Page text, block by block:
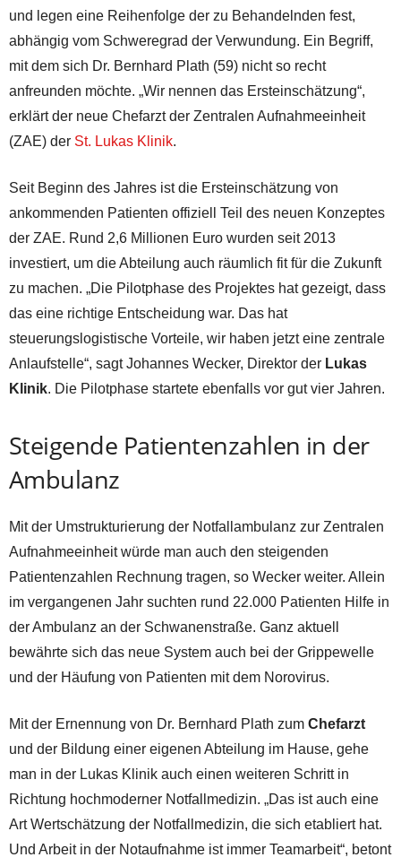
und legen eine Reihenfolge der zu Behandelnden fest,
abhängig vom Schweregrad der Verwundung. Ein Begriff,
mit dem sich Dr. Bernhard Plath (59) nicht so recht
anfreunden möchte. „Wir nennen das Ersteinschätzung“,
erklärt der neue Chefarzt der Zentralen Aufnahmeeinheit
(ZAE) der St. Lukas Klinik.
Seit Beginn des Jahres ist die Ersteinschätzung von
ankommenden Patienten offiziell Teil des neuen Konzeptes
der ZAE. Rund 2,6 Millionen Euro wurden seit 2013
investiert, um die Abteilung auch räumlich fit für die Zukunft
zu machen. „Die Pilotphase des Projektes hat gezeigt, dass
das eine richtige Entscheidung war. Das hat
steuerungslogistische Vorteile, wir haben jetzt eine zentrale
Anlaufstelle“, sagt Johannes Wecker, Direktor der Lukas
Klinik. Die Pilotphase startete ebenfalls vor gut vier Jahren.
Steigende Patientenzahlen in der
Ambulanz
Mit der Umstrukturierung der Notfallambulanz zur Zentralen
Aufnahmeeinheit würde man auch den steigenden
Patientenzahlen Rechnung tragen, so Wecker weiter. Allein
im vergangenen Jahr suchten rund 22.000 Patienten Hilfe in
der Ambulanz an der Schwanenstraße. Ganz aktuell
bewährte sich das neue System auch bei der Grippewelle
und der Häufung von Patienten mit dem Norovirus.
Mit der Ernennung von Dr. Bernhard Plath zum Chefarzt
und der Bildung einer eigenen Abteilung im Hause, gehe
man in der Lukas Klinik auch einen weiteren Schritt in
Richtung hochmoderner Notfallmedizin. „Das ist auch eine
Art Wertschätzung der Notfallmedizin, die sich etabliert hat.
Und Arbeit in der Notaufnahme ist immer Teamarbeit“, betont